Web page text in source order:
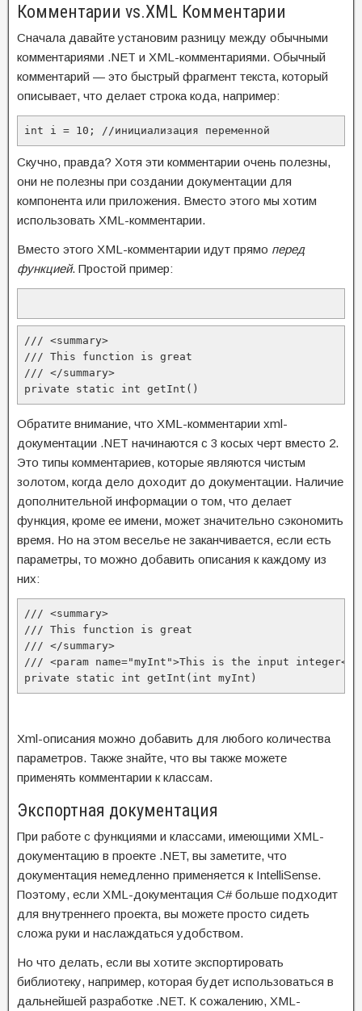
Комментарии vs.XML Комментарии
Сначала давайте установим разницу между обычными
комментариями .NET и XML-комментариями. Обычный
комментарий — это быстрый фрагмент текста, который
описывает, что делает строка кода, например:
int i = 10; //инициализация переменной
Скучно, правда? Хотя эти комментарии очень полезны,
они не полезны при создании документации для
компонента или приложения. Вместо этого мы хотим
использовать XML-комментарии.
Вместо этого XML-комментарии идут прямо перед
функцией. Простой пример:
/// <summary>
/// This function is great
/// </summary>
private static int getInt()
Обратите внимание, что XML-комментарии xml-
документации .NET начинаются с 3 косых черт вместо 2.
Это типы комментариев, которые являются чистым
золотом, когда дело доходит до документации. Наличие
дополнительной информации о том, что делает
функция, кроме ее имени, может значительно сэкономить
время. Но на этом веселье не заканчивается, если есть
параметры, то можно добавить описания к каждому из
них:
/// <summary>
/// This function is great
/// </summary>
/// <param name="myInt">This is the input integer</
private static int getInt(int myInt)
Xml-описания можно добавить для любого количества
параметров. Также знайте, что вы также можете
применять комментарии к классам.
Экспортная документация
При работе с функциями и классами, имеющими XML-
документацию в проекте .NET, вы заметите, что
документация немедленно применяется к IntelliSense.
Поэтому, если XML-документация C# больше подходит
для внутреннего проекта, вы можете просто сидеть
сложа руки и наслаждаться удобством.
Но что делать, если вы хотите экспортировать
библиотеку, например, которая будет использоваться в
дальнейшей разработке .NET. К сожалению, XML-